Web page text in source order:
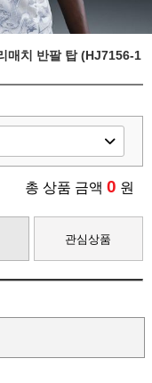
매치 반팔 탑 (HJ7156-1
총 상품 금액 0 원
관심상품